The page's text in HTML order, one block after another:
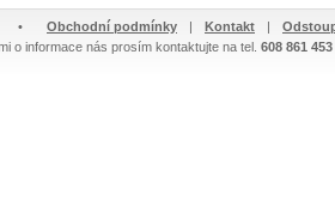
• Obchodní podmínky | Kontakt |
o informace nás prosím kontaktujte na tel. 608 861 453